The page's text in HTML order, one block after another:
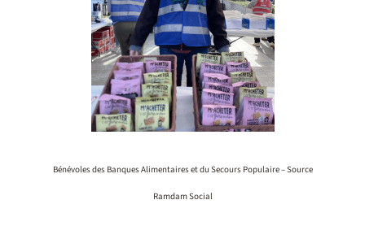
Bénévoles des Banques Alimentaires et du Secours Populaire – Source
Ramdam Social